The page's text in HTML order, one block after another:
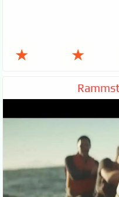
★ ★